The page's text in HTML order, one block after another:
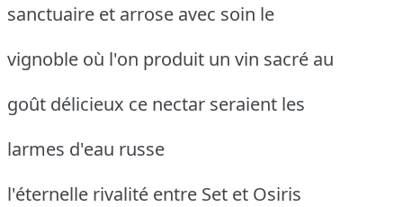
sanctuaire et arrose avec soin le
vignoble où l'on produit un vin sacré au
goût délicieux ce nectar seraient les
larmes d'eau russe
l'éternelle rivalité entre Set et Osiris